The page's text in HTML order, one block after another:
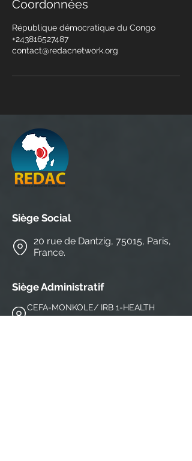
Coordonnées
République démocratique du Congo
+243816527487
contact@redacnetwork.org
Siège Social
20 rue de Dantzig, 75015, Paris,
France.
Siège Administratif
CEFA-MONKOLE/ IRB 1-HEALTH